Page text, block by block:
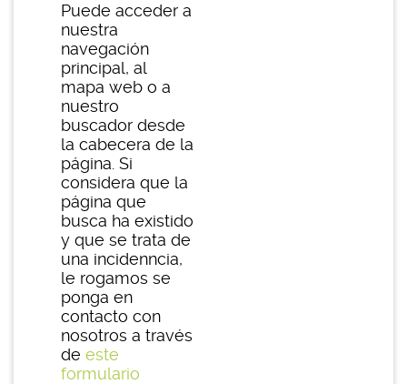
Puede acceder a
nuestra
navegación
principal, al
mapa web o a
nuestro
buscador desde
la cabecera de la
página. Si
considera que la
página que
busca ha existido
y que se trata de
una incidenncia,
le rogamos se
ponga en
contacto con
nosotros a través
de este
formulario